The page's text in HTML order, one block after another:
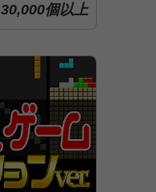
30,000個以上